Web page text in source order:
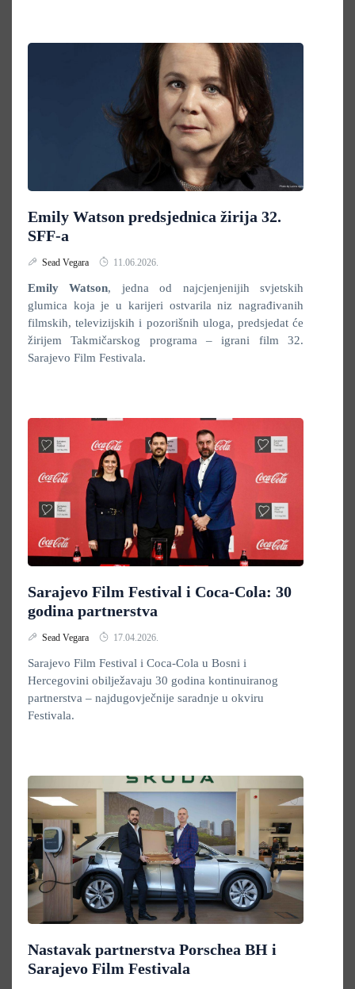
Emily Watson predsjednica žirija 32.
SFF-a
Sead Vegara 11.06.2026.
Emily Watson, jedna od najcjenjenijih svjetskih
glumica koja je u karijeri ostvarila niz nagrađivanih
filmskih, televizijskih i pozorišnih uloga, predsjedat će
žirijem Takmičarskog programa – igrani film 32.
Sarajevo Film Festivala.
Sarajevo Film Festival i Coca-Cola: 30
godina partnerstva
Sead Vegara 17.04.2026.
Sarajevo Film Festival i Coca-Cola u Bosni i
Hercegovini obilježavaju 30 godina kontinuiranog
partnerstva – najdugovječnije saradnje u okviru
Festivala.
Nastavak partnerstva Porschea BH i
Sarajevo Film Festivala